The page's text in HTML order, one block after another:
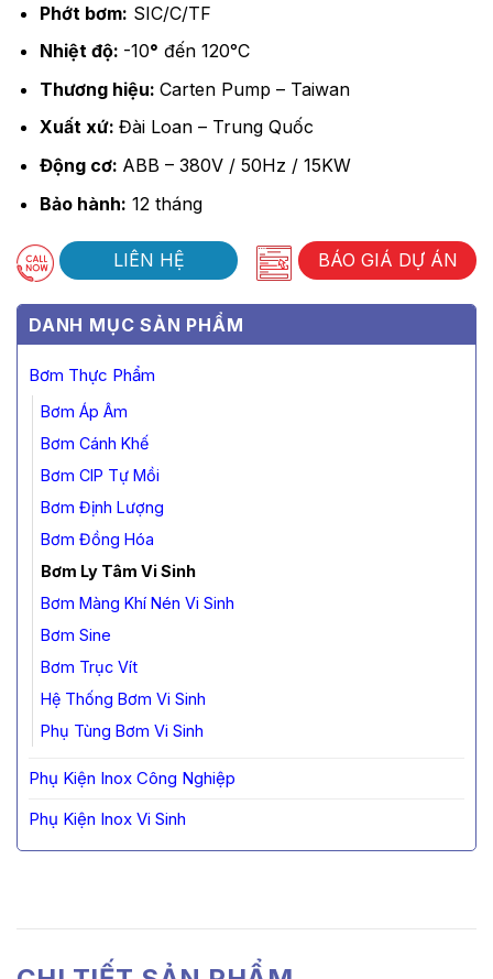
DANH MỤC SẢN PHẨM
Bơm Thực Phẩm
Bơm Áp Âm
Bơm Cánh Khế
Bơm CIP Tự Mồi
Bơm Định Lượng
Bơm Đồng Hóa
Bơm Ly Tâm Vi Sinh
Bơm Màng Khí Nén Vi Sinh
Bơm Sine
Bơm Trục Vít
Hệ Thống Bơm Vi Sinh
Phụ Tùng Bơm Vi Sinh
Phụ Kiện Inox Công Nghiệp
Phụ Kiện Inox Vi Sinh
Phớt bơm: SIC/C/TF
Nhiệt độ: -10° đến 120°C
Thương hiệu: Carten Pump – Taiwan
Xuất xứ: Đài Loan – Trung Quốc
Động cơ: ABB – 380V / 50Hz / 15KW
Bảo hành: 12 tháng
LIÊN HỆ BÁO GIÁ DỰ ÁN